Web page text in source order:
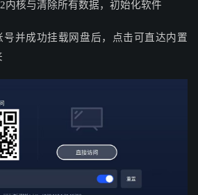
内核与清除所有数据，初始化软件
号并成功挂载网盘后，点击可直达内置